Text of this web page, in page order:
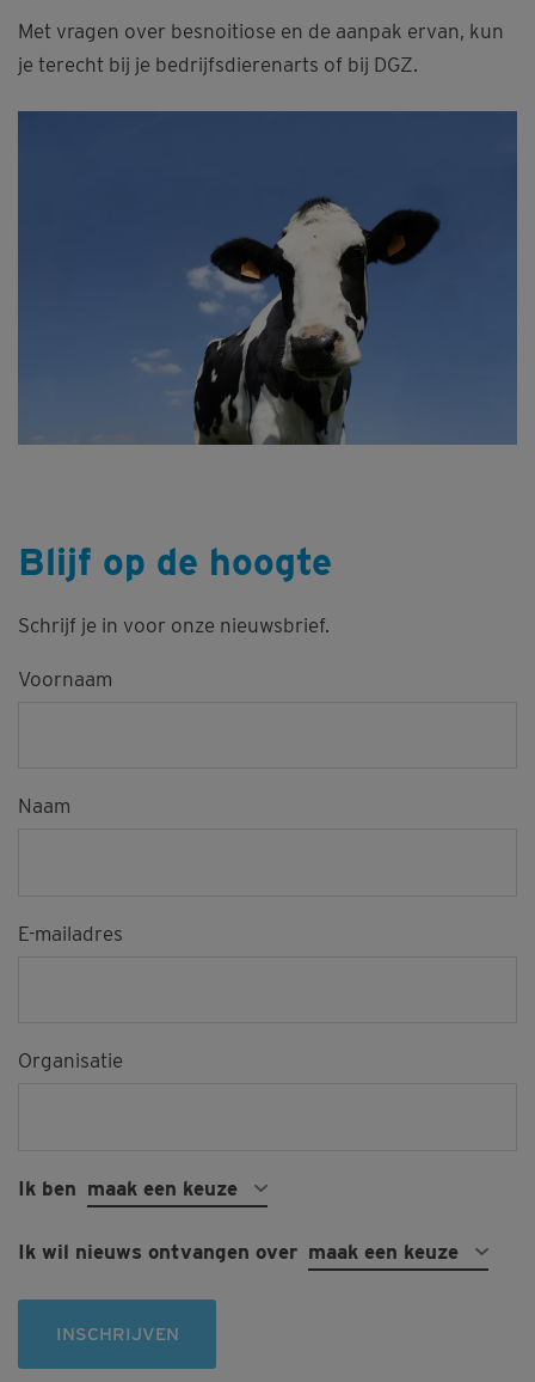
Met vragen over besnoitiose en de aanpak ervan, kun
je terecht bij je bedrijfsdierenarts of bij DGZ.
Blijf op de hoogte
Schrijf je in voor onze nieuwsbrief.
Voornaam
Naam
E-mailadres
Organisatie
Ik ben maak een keuze
Ik wil nieuws ontvangen over maak een keuze
INSCHRIJVEN